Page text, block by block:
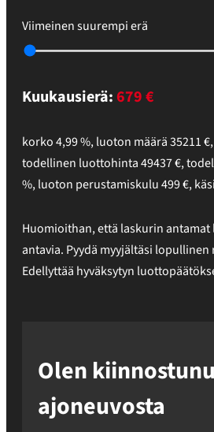
Viimeinen suurempi erä
Kuukausierä:679€
korko4,99%,luoton määrä35211€,
todellinen luottohinta49437€,
%, luoton perustamiskulu499€,
Huomioithan, että laskurin
antavia. Pyydä myyjältäsi
Edellyttää hyväksytyn
Olen
ajoneuvosta